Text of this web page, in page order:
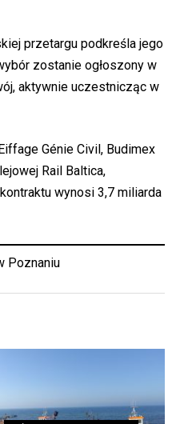
przetargu podkreśla jego
zostanie ogłoszony w
aktywnie uczestnicząc w
Génie Civil, Budimex
Rail Baltica,
wynosi 3,7 miliarda
Poznaniu